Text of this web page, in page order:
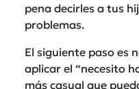
pena decirles a tus
problemas.
El siguiente paso es
aplicar el “necesito
más casual que